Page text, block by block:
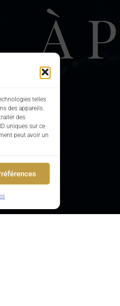
telles
des appareils.
des
uniques sur ce
peut avoir un
À